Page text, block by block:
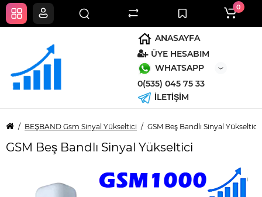
ANASAYFA
ÜYE HESABIM
WHATSAPP
0(535) 045 75 33
İLETİŞİM
0
BEŞBAND Gsm Sinyal Yükseltici GSM Beş Bandlı Sinyal Yükseltici
GSM Beş Bandlı Sinyal Yükseltici